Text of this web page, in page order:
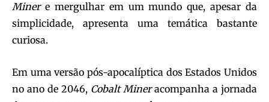
Miner e mergulhar em um mundo que, apesar da
simplicidade, apresenta uma temática bastante
curiosa.
Em uma versão pós-apocalíptica dos Estados Unidos
no ano de 2046, Cobalt Mineracompanha a jornada